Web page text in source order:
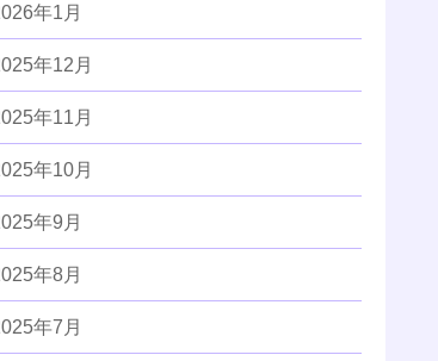
年1月
年12月
年11月
年10月
年9月
年8月
年7月